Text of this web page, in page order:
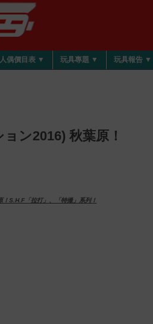
偶價目表 ▼ 玩具專題 ▼ 玩具報告 ▼
ン2016) 秋葉原！
S.H.F「拉打」、「特撮」系列！